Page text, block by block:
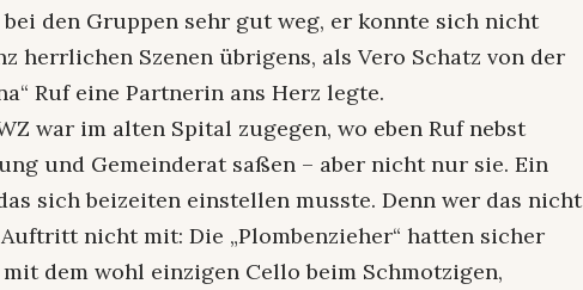
bei den Gruppen sehr gut weg, er konnte sich nicht
herrlichen Szenen übrigens, als Vero Schatz von der
Ruf eine Partnerin ans Herz legte.
war im alten Spital zugegen, wo eben Ruf nebst
und Gemeinderat saßen – aber nicht nur sie. Ein
sich beizeiten einstellen musste. Denn wer das nicht
nicht mit: Die „Plombenzieher“ hatten sicher
dem wohl einzigen Cello beim Schmotzigen,